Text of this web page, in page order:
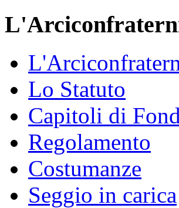
Lo Statuto
Capitoli di
Regolamento
Costumanze
Seggio in carica